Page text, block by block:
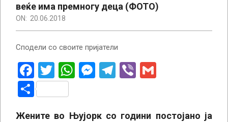
веќе има премногу деца (ФОТО)
ON: 20.06.2018
Сподели со своите пријатели
Facebook
Twitter
WhatsApp
Messenger
Telegram
Viber
Share
Жените во Њујорк со години постојано ја